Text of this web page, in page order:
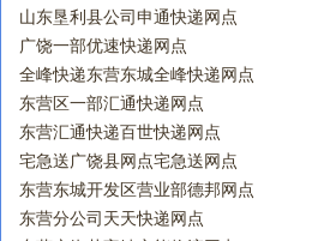
山东垦利县公司申通快递网点
广饶一部优速快递网点
全峰快递东营东城全峰快递网点
东营区一部汇通快递网点
东营汇通快递百世快递网点
宅急送广饶县网点宅急送网点
东营东城开发区营业部德邦网点
东营分公司天天快递网点